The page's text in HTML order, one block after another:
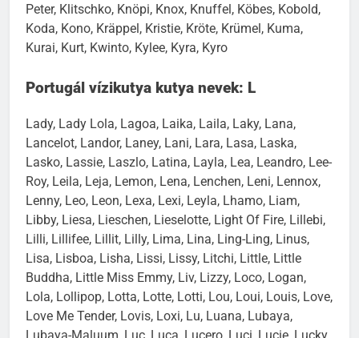
Peter, Klitschko, Knöpi, Knox, Knuffel, Köbes, Kobold,
Koda, Kono, Kräppel, Kristie, Kröte, Krümel, Kuma,
Kurai, Kurt, Kwinto, Kylee, Kyra, Kyro
Portugál vízikutya kutya nevek: L
Lady, Lady Lola, Lagoa, Laika, Laila, Laky, Lana,
Lancelot, Landor, Laney, Lani, Lara, Lasa, Laska,
Lasko, Lassie, Laszlo, Latina, Layla, Lea, Leandro, Lee-
Roy, Leila, Leja, Lemon, Lena, Lenchen, Leni, Lennox,
Lenny, Leo, Leon, Lexa, Lexi, Leyla, Lhamo, Liam,
Libby, Liesa, Lieschen, Lieselotte, Light Of Fire, Lillebi,
Lilli, Lillifee, Lillit, Lilly, Lima, Lina, Ling-Ling, Linus,
Lisa, Lisboa, Lisha, Lissi, Lissy, Litchi, Little, Little
Buddha, Little Miss Emmy, Liv, Lizzy, Loco, Logan,
Lola, Lollipop, Lotta, Lotte, Lotti, Lou, Loui, Louis, Love,
Love Me Tender, Lovis, Loxi, Lu, Luana, Lubaya,